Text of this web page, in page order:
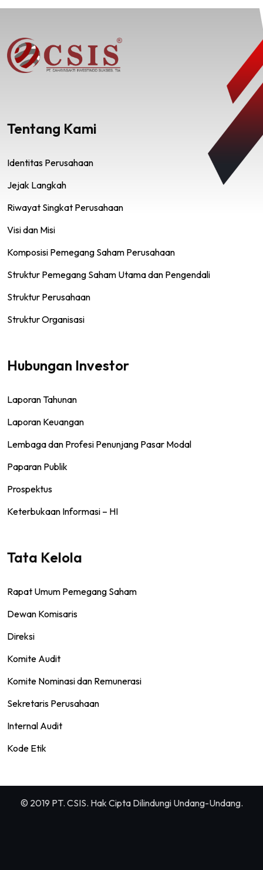
Tentang Kami
Identitas Perusahaan
Jejak Langkah
Riwayat Singkat Perusahaan
Visi dan Misi
Komposisi Pemegang Saham Perusahaan
Struktur Pemegang Saham Utama dan Pengendali
Struktur Perusahaan
Struktur Organisasi
Hubungan Investor
Laporan Tahunan
Laporan Keuangan
Lembaga dan Profesi Penunjang Pasar Modal
Paparan Publik
Prospektus
Keterbukaan Informasi – HI
Tata Kelola
Rapat Umum Pemegang Saham
Dewan Komisaris
Direksi
Komite Audit
Komite Nominasi dan Remunerasi
Sekretaris Perusahaan
Internal Audit
Kode Etik
© 2019 PT. CSIS. Hak Cipta Dilindungi Undang-Undang.